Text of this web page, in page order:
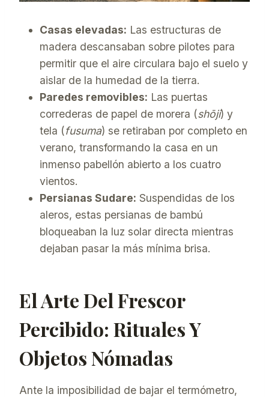
Casas elevadas: Las estructuras de
madera descansaban sobre pilotes para
permitir que el aire circulara bajo el suelo y
aislar de la humedad de la tierra.
Paredes removibles: Las puertas
correderas de papel de morera (shōji) y
tela (fusuma) se retiraban por completo en
verano, transformando la casa en un
inmenso pabellón abierto a los cuatro
vientos.
Persianas Sudare: Suspendidas de los
aleros, estas persianas de bambú
bloqueaban la luz solar directa mientras
dejaban pasar la más mínima brisa.
El Arte Del Frescor
Percibido: Rituales Y
Objetos Nómadas
Ante la imposibilidad de bajar el termómetro,